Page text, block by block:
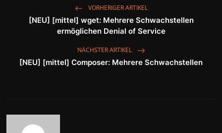
VORHERIGER ARTIKEL
[NEU] [mittel] wget: Mehrere Schwachstellen
ermöglichen Denial of Service
NÄCHSTER ARTIKEL
[NEU] [mittel] Composer: Mehrere Schwachstellen